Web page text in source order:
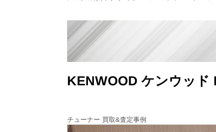
KENWOOD ケンウッド
チューナー 買取&査定事例